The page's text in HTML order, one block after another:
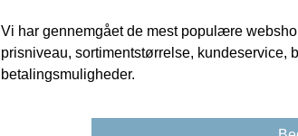
Vi har gennemgået de mest populære
prisniveau, sortimentstørrelse, kundeservice,
betalingsmuligheder.